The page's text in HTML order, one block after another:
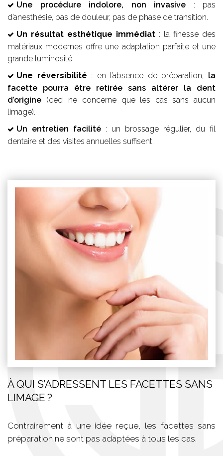
Une procédure indolore, non invasive : pas
d’anesthésie, pas de douleur, pas de phase de transition.
Un résultat esthétique immédiat : la finesse des
matériaux modernes offre une adaptation parfaite et une
grande luminosité.
Une réversibilité : en l’absence de préparation, la
facette pourra être retirée sans altérer la dent
d’origine (ceci ne concerne que les cas sans aucun
limage).
Un entretien facilité : un brossage régulier, du fil
dentaire et des visites annuelles suffisent.
À QUI S’ADRESSENT LES FACETTES SANS
LIMAGE ?
Contrairement à une idée reçue, les facettes sans
préparation ne sont pas adaptées à tous les cas.